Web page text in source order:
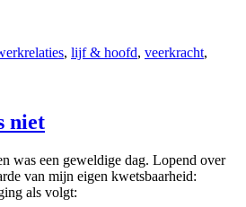
, lijf & hoofd, veerkracht,
niet
was een geweldige dag. Lopend over
van mijn eigen kwetsbaarheid:
als volgt: